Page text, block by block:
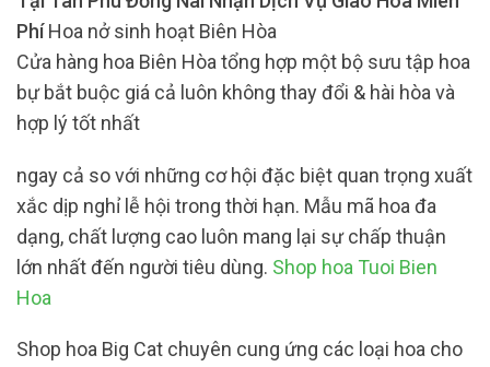
PhíHoa nở sinh hoạt Biên Hòa
Cửa hàng hoa Biên Hòa tổng hợp một bộ sưu tập hoa
bự bắt buộc giá cả luôn không thay đổi & hài hòa và
hợp lý tốt nhất
ngay cả so với những cơ hội đặc biệt quan trọng xuất
xắc dịp nghỉ lễ hội trong thời hạn. Mẫu mã hoa đa
dạng, chất lượng cao luôn mang lại sự chấp thuận
lớn nhất đến người tiêu dùng. Shop hoa Tuoi Bien
Hoa
Shop hoa Big Cat chuyên cung ứng các loại hoa cho